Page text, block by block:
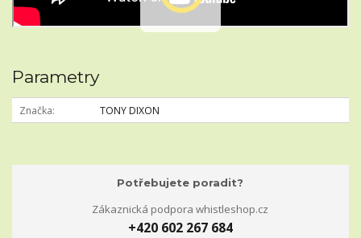
Parametry
Značka TONY DIXON
Potřebujete poradit?
Zákaznická podpora whistleshop.cz
+420 602 267 684